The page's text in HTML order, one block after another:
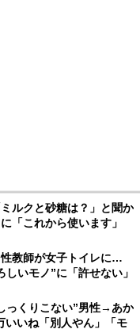
ルクと砂糖は？」と聞か
これから使います」
性教師が女子トイレに…
いモノ”に「許せない」
っくりこない”男性→あか
いね「別人やん」「モ